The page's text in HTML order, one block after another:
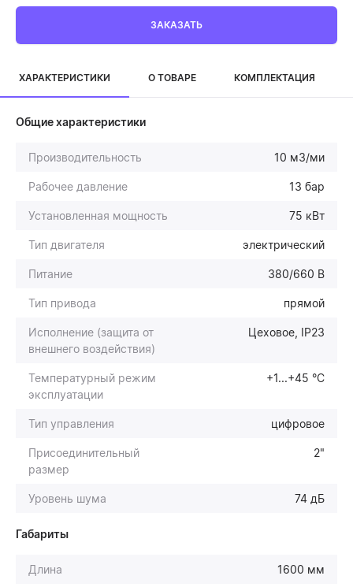
ЗАКАЗАТЬ
ХАРАКТЕРИСТИКИ О ТОВАРЕ КОМПЛЕКТАЦИЯ
Общие характеристики
Производительность 10 м3/ми
Рабочее давление 13 бар
Установленная мощность 75 кВт
Тип двигателя электрический
Питание 380/660 В
Тип привода прямой
Исполнение (защита от
внешнего воздействия)
Цеховое, IP23
Температурный режим
эксплуатации
+1...+45 °С
Тип управления цифровое
Присоединительный
размер
2"
Уровень шума 74 дБ
Габариты
Длина 1600 мм